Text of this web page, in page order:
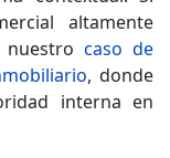
altamente
caso de
, donde
interna en